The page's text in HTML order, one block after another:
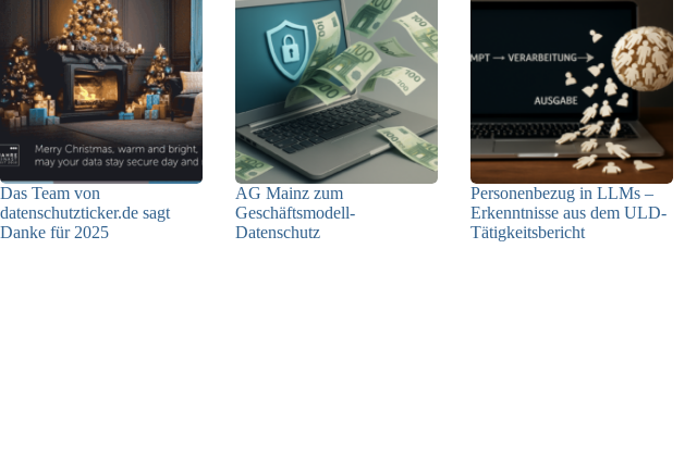
Das Team von
datenschutzticker.de sagt
Danke für 2025
AG Mainz zum
Geschäftsmodell-
Datenschutz
Personenbezug in LLMs –
Erkenntnisse aus dem ULD-
Tätigkeitsbericht